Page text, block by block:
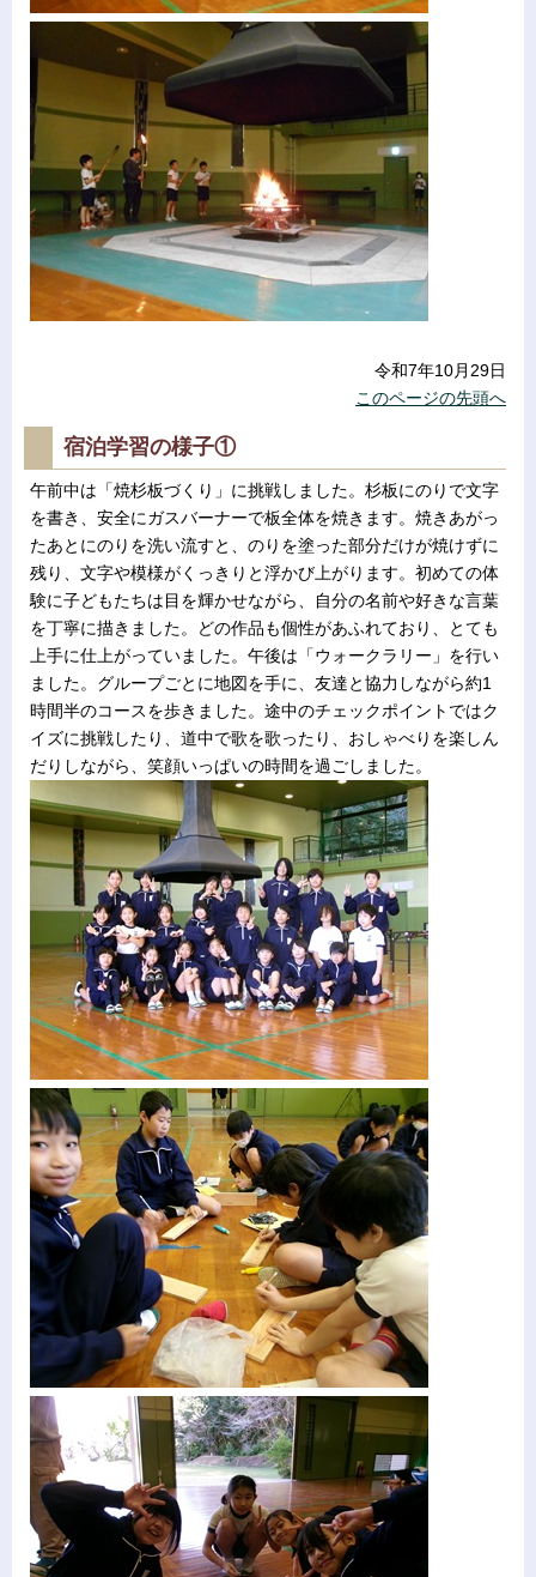
令和7年10月29日
このページの先頭へ
宿泊学習の様子①
午前中は「焼杉板づくり」に挑戦しました。杉板にのりで文字
を書き、安全にガスバーナーで板全体を焼きます。焼きあがっ
たあとにのりを洗い流すと、のりを塗った部分だけが焼けずに
残り、文字や模様がくっきりと浮かび上がります。初めての体
験に子どもたちは目を輝かせながら、自分の名前や好きな言葉
を丁寧に描きました。どの作品も個性があふれており、とても
上手に仕上がっていました。午後は「ウォークラリー」を行い
ました。グループごとに地図を手に、友達と協力しながら約1
時間半のコースを歩きました。途中のチェックポイントではク
イズに挑戦したり、道中で歌を歌ったり、おしゃべりを楽しん
だりしながら、笑顔いっぱいの時間を過ごしました。